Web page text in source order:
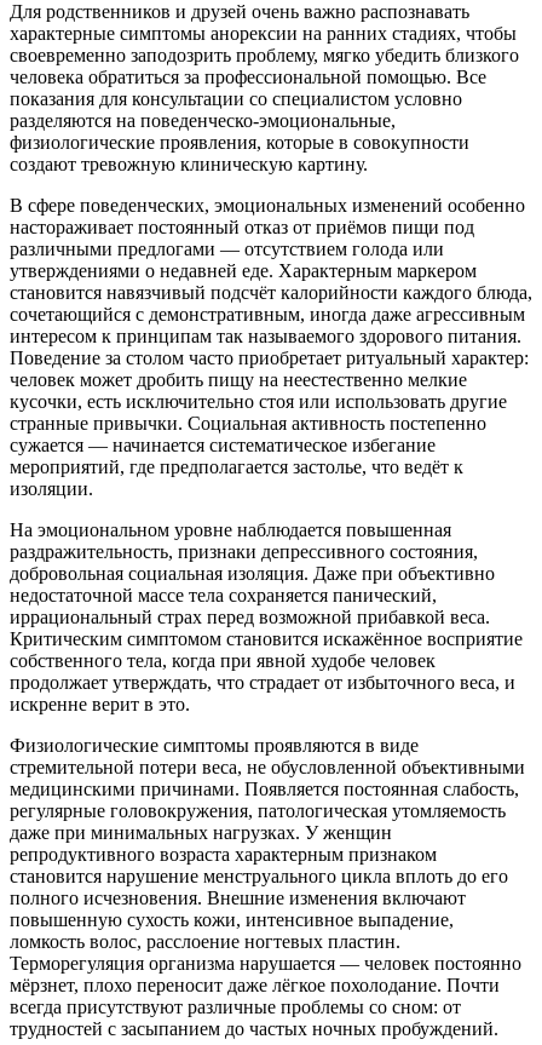
Для родственников и друзей очень важно распознавать
характерные симптомы анорексии на ранних стадиях, чтобы
своевременно заподозрить проблему, мягко убедить близкого
человека обратиться за профессиональной помощью. Все
показания для консультации со специалистом условно
разделяются на поведенческо-эмоциональные,
физиологические проявления, которые в совокупности
создают тревожную клиническую картину.
В сфере поведенческих, эмоциональных изменений особенно
настораживает постоянный отказ от приёмов пищи под
различными предлогами — отсутствием голода или
утверждениями о недавней еде. Характерным маркером
становится навязчивый подсчёт калорийности каждого блюда,
сочетающийся с демонстративным, иногда даже агрессивным
интересом к принципам так называемого здорового питания.
Поведение за столом часто приобретает ритуальный характер:
человек может дробить пищу на неестественно мелкие
кусочки, есть исключительно стоя или использовать другие
странные привычки. Социальная активность постепенно
сужается — начинается систематическое избегание
мероприятий, где предполагается застолье, что ведёт к
изоляции.
На эмоциональном уровне наблюдается повышенная
раздражительность, признаки депрессивного состояния,
добровольная социальная изоляция. Даже при объективно
недостаточной массе тела сохраняется панический,
иррациональный страх перед возможной прибавкой веса.
Критическим симптомом становится искажённое восприятие
собственного тела, когда при явной худобе человек
продолжает утверждать, что страдает от избыточного веса, и
искренне верит в это.
Физиологические симптомы проявляются в виде
стремительной потери веса, не обусловленной объективными
медицинскими причинами. Появляется постоянная слабость,
регулярные головокружения, патологическая утомляемость
даже при минимальных нагрузках. У женщин
репродуктивного возраста характерным признаком
становится нарушение менструального цикла вплоть до его
полного исчезновения. Внешние изменения включают
повышенную сухость кожи, интенсивное выпадение,
ломкость волос, расслоение ногтевых пластин.
Терморегуляция организма нарушается — человек постоянно
мёрзнет, плохо переносит даже лёгкое похолодание. Почти
всегда присутствуют различные проблемы со сном: от
трудностей с засыпанием до частых ночных пробуждений.